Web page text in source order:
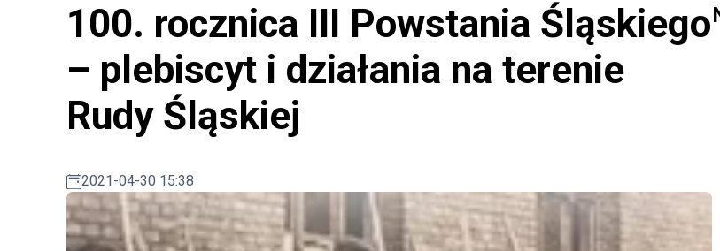
100. rocznica III Powstania Śląskiego
– plebiscyt i działania na terenie
Rudy Śląskiej
2021-04-30 15:38